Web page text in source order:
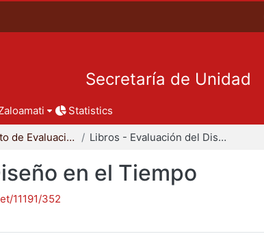
Secretaría de Unidad
Statistics
Departamento de Evaluación del Diseño en el Tiempo Libros - Evaluación del Diseño en el Tiempo
en el Tiempo
11191/352